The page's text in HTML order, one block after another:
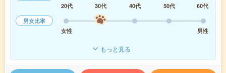
20代
30代 40代 50代
60代
男女比率
女性
男性
もっと見る